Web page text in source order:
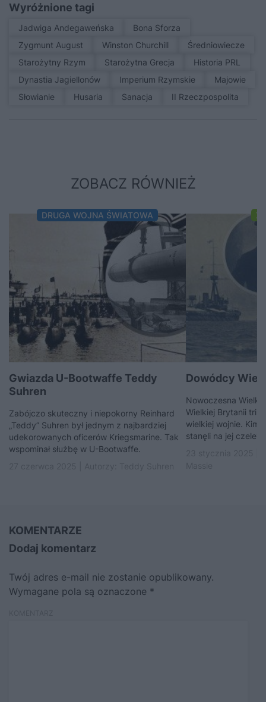
Wyróżnione tagi
Jadwiga Andegaweńska
Bona Sforza
Zygmunt August
Winston Churchill
średniowiecze
Starożytny Rzym
Starożytna Grecja
Historia PRL
Dynastia Jagiellonów
Imperium Rzymskie
Majowie
Słowianie
Husaria sanacja II Rzeczpospolita
ZOBACZ RÓWNIEŻ
DRUGA WOJNA ŚWIATOWA
Gwiazda U-Bootwaffe Teddy
Suhren
Zabójczo skuteczny i niepokorny Reinhard
„Teddy” Suhren był jednym z najbardziej
udekorowanych oficerów Kriegsmarine. Tak
wspominał służbę w U-Bootwaffe.
Dowódcy
Nowoczesna
Wielkiej Brytanii
wielkiej wojnie. Kim
stanęli na jej czele?
KOMENTARZE
Dodaj komentarz
Twój adres e-mail nie zostanie opublikowany.
Wymagane pola są oznaczone *